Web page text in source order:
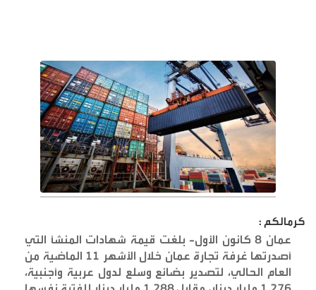
كرمالكم :
عمان 8 كانون الأول- بلغت قيمة شهادات المنشأ التي
أصدرتها غرفة تجارة عمان خلال الأشهر 11 الماضية من
العام الحالي، لتصدير بضائع وسلع لدول عربية وأجنبية،